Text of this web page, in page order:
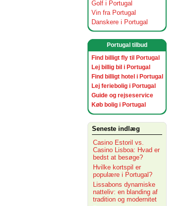
Golf i Portugal
Vin fra Portugal
Danskere i Portugal
Portugal tilbud
Find billigt fly til Portugal
Lej billig bil i Portugal
Find billigt hotel i Portugal
Lej feriebolig i Portugal
Guide og rejseservice
Køb bolig i Portugal
Seneste indlæg
Casino Estoril vs.
Casino Lisboa: Hvad er
bedst at besøge?
Hvilke kortspil er
populære i Portugal?
Lissabons dynamiske
natteliv: en blanding af
tradition og modernitet